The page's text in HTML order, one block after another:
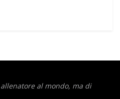
al mondo, ma di